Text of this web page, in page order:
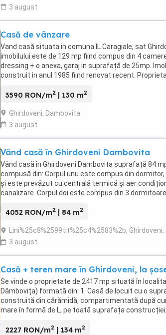
3 august
Casă de vânzare
Vand casă situata in comuna IL Caragiale, sat
imobilului este de 129 mp fiind compus din 4
dressing + o anexa, garaj in suprafață de 25mp.
construit in anul 1985 fiind renovat recent.
3590 RON/m2 | 130 m2
Ghirdoveni, Dambovita
3 august
Vând casă în Ghirdoveni Dambovita
Vând casă în Ghirdoveni Dambovita suprafață 84
compusă din: Corpul unu este compus din dormitor,
și este prevăzut cu centrală termică și aer
canalizare. Corpul doi este compus din 3
4052 RON/m2 | 84 m2
Lini%25c8%2599tit%25c4%2583%2b,
3 august
Casă + teren mare în Ghirdoveni, la
Se vinde o proprietate de 2417 mp situată în
Dâmbovița) formată din: 1. Casă de locuit cu o
construită din cărămidă, compartimentată după
mare în formă de L, pe toată suprafața
2227 RON/m2 | 134 m2